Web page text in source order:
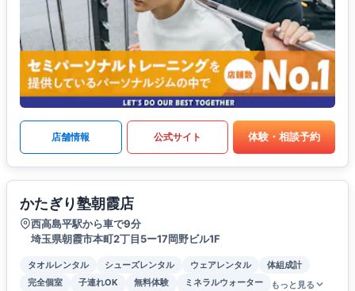
店舗情報 公式サイト 体験・相談予約
かたぎり塾朝霞店
西高島平駅から車で9分
埼玉県朝霞市本町2丁目5ー17岡野ビル1F
タオルレンタル シューズレンタル ウェアレンタル
体組成計
完全個室
子連れOK 無料体験 ミネラルウォーター もっと見る